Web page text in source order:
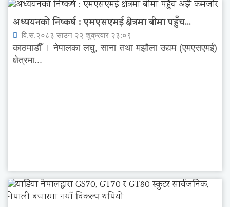
अध्ययनको निष्कर्ष : एमएसएमई क्षेत्रमा बीमा पहुँच...
वि.सं.२०८३ साउन २२ शुक्रवार २३:०९
काठमाडौँ । नेपालका लघु, साना तथा मझौला उद्यम (एमएसएमई)
क्षेत्रमा...